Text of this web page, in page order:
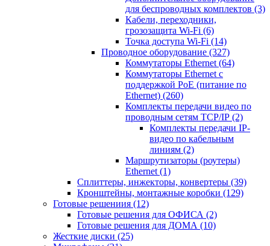
для беспроводных комплектов (3)
Кабели, переходники,
грозозащита Wi-Fi (6)
Точка доступа Wi-Fi (14)
Проводное оборудование (327)
Коммутаторы Ethernet (64)
Коммутаторы Ethernet с
поддержкой PoE (питание по
Ethernet) (260)
Комплекты передачи видео по
проводным сетям TCP/IP (2)
Комплекты передачи IP-
видео по кабельным
линиям (2)
Маршрутизаторы (роутеры)
Ethernet (1)
Сплиттеры, инжекторы, конвертеры (39)
Кронштейны, монтажные коробки (129)
Готовые решениия (12)
Готовые решения для ОФИСА (2)
Готовые решения для ДОМА (10)
Жесткие диски (25)